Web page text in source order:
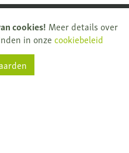
cookies! Meer details over
in onzecookiebeleid